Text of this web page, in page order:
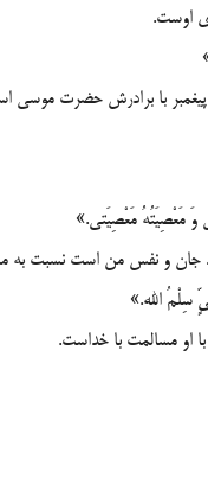
اوست.
با برادرش حضرت موسی
جان و نفس من است نسبت به
او مسالمت با خداست.